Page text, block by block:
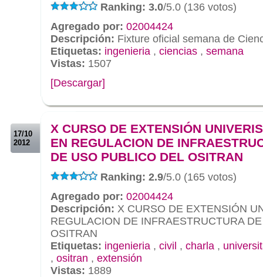
Ranking: 3.0/5.0 (136 votos)
Agregado por: 02004424
Descripción: Fixture oficial semana de
Etiquetas: ingenieria , ciencias , semana
Vistas: 1507
[Descargar]
17/10
2012
X CURSO DE EXTENSIÓN
EN REGULACION DE
DE USO PUBLICO DEL OSITRAN
Ranking: 2.9/5.0 (165 votos)
Agregado por: 02004424
Descripción: X CURSO DE EXTENSIÓN
REGULACION DE INFRAESTRUCTURA
OSITRAN
Etiquetas: ingenieria , civil , charla ,
, ositran , extensión
Vistas: 1889